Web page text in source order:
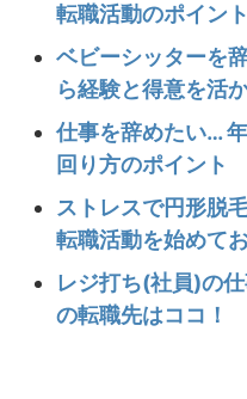
転職活動のポイン
ベビーシッターを
ら経験と得意を活
仕事を辞めたい…
回り方のポイント
ストレスで円形脱
転職活動を始めて
レジ打ち(社員)の
の転職先はココ！